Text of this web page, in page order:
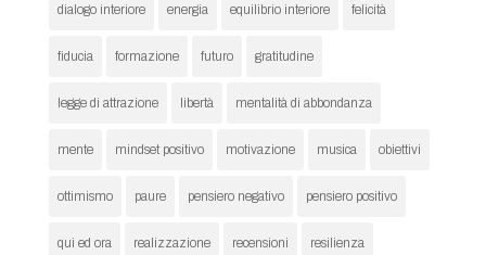
dialogo interiore energia equilibrio interiore felicità
fiducia formazione futuro gratitudine
legge di attrazione libertà mentalità di abbondanza
mente mindset positivo motivazione musica obiettivi
ottimismo paure pensiero negativo pensiero positivo
qui ed ora realizzazione recensioni resilienza